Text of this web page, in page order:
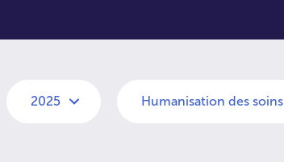
2025 Humanisation des soins